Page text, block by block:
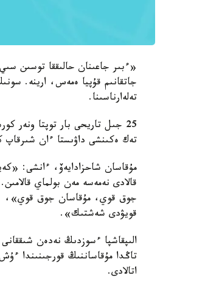
«ءبىر جاعىنان حالىققا توسىن
جاتقانىم قۇپيا ەمەس، ارينە.
تەلەارناسىنا.
25 جىل تاريحى بار توپتا
تەك ەكىنشى داۋىستا ءان شىرقاپ
مۇقاسان شاحزادايەۆ، ءانشى:
قالادى نەمەسە مەن بولماي
جوق قوي، مۇقاسان جوق قوي»، -
قويۋدى شەشتىك».
الىپقاشپا ءسوزدىڭ نەدەن
تاڭدا مۇقاساننىڭ قورجىنىندا
اتالادى.